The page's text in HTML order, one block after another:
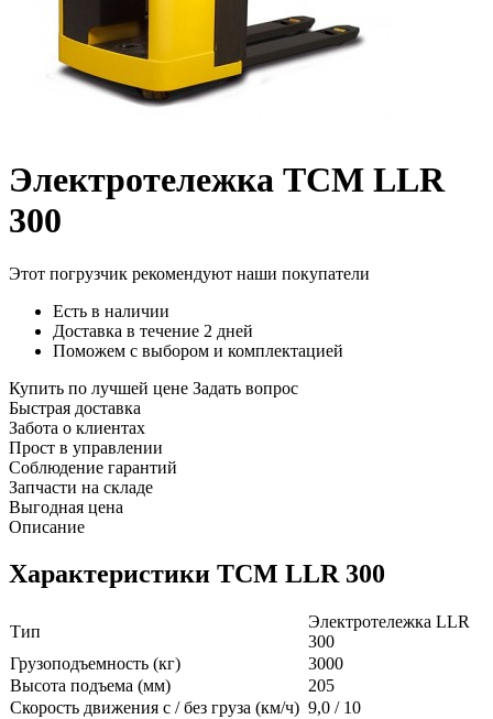
Электротележка TCM LLR
300
Этот погрузчик рекомендуют наши покупатели
Есть в наличии
Доставка в течение 2 дней
Поможем с выбором и комплектацией
Купить по лучшей цене Задать вопрос
Быстрая доставка
Забота о клиентах
Прост в управлении
Соблюдение гарантий
Запчасти на складе
Выгодная цена
Описание
Характеристики TCM LLR 300
Тип
Электротележка LLR
300
Грузоподъемность (кг)
3000
Высота подъема (мм)
205
Скорость движения с / без груза (км/ч) 9,0 / 10